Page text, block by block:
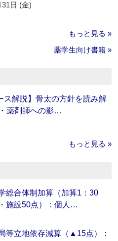
31日 (金)
もっと見る »
薬学生向け書籍 »
ス解説】骨太の方針を読み解
薬剤師への影…
もっと見る »
総合体制加算（加算1：30
施設50点）：個人…
等立地依存減算（▲15点）：